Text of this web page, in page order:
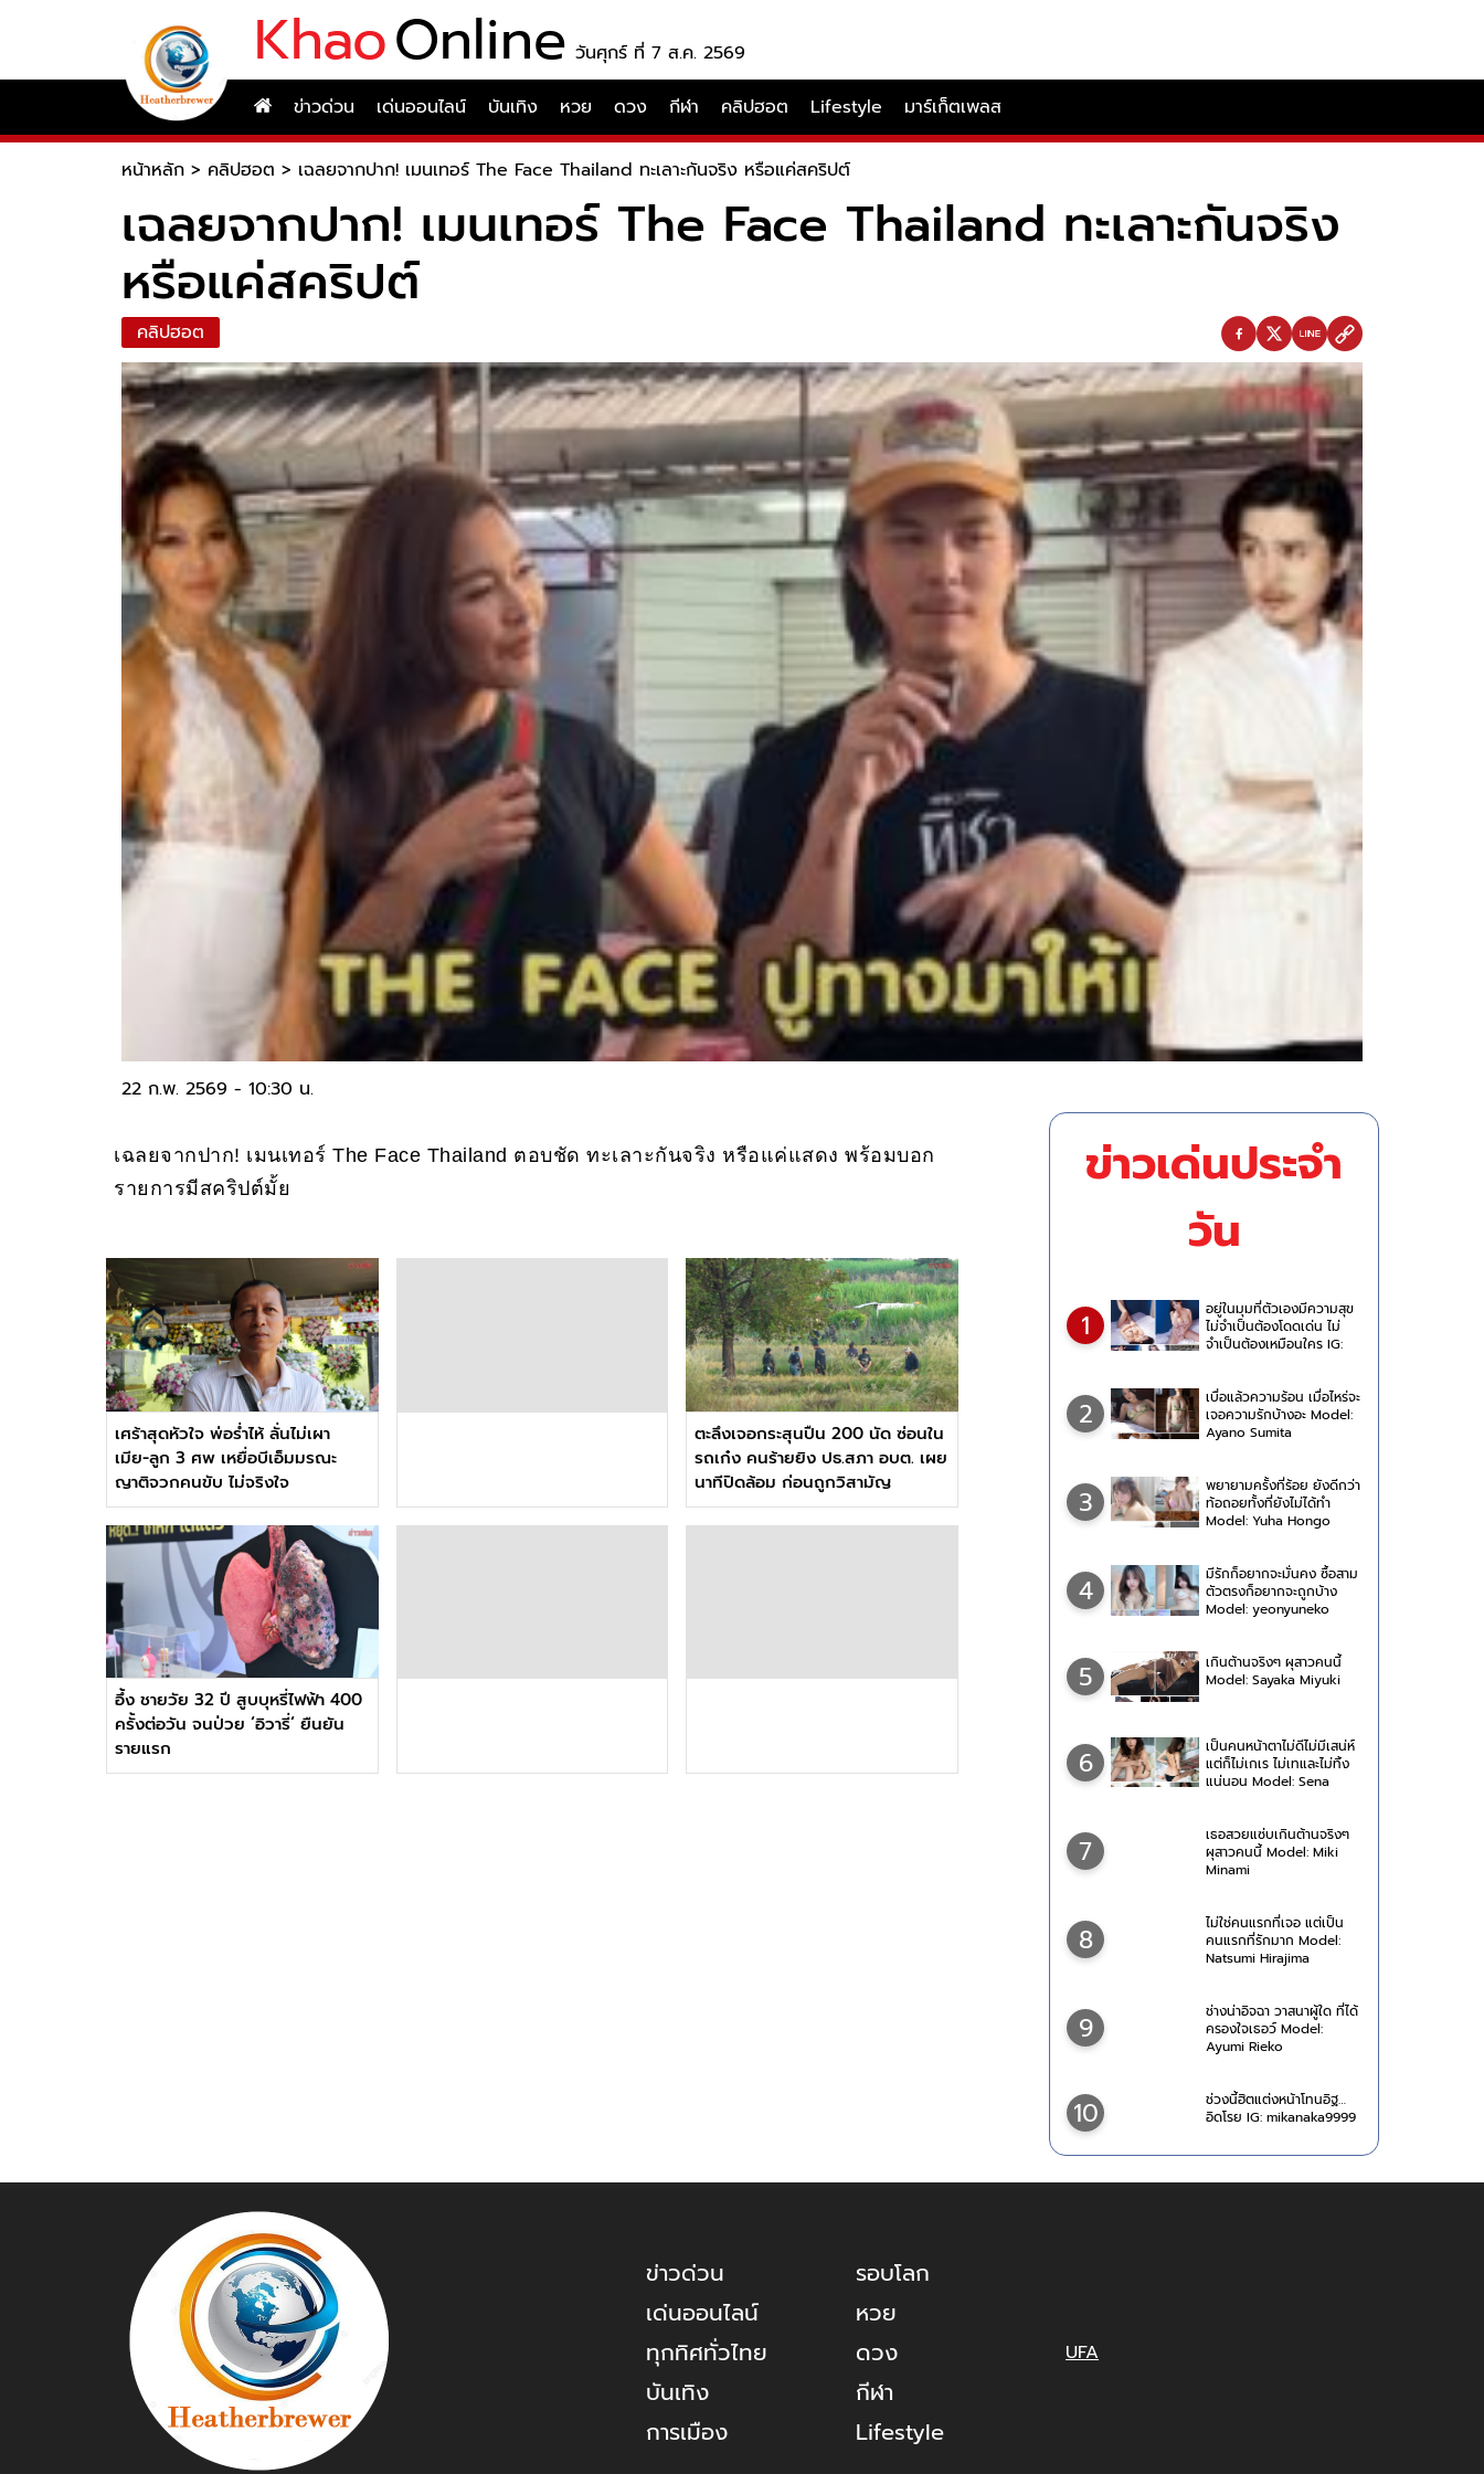
KhaoOnline วันศุกร์ ที่ 7 ส.ค. 2569
ข่าวด่วน เด่นออนไลน์ บันเทิง หวย ดวง กีฬา คลิปฮอต Lifestyle มาร์เก็ตเพลส
หน้าหลัก > คลิปฮอต > เฉลยจากปาก! เมนเทอร์ The Face Thailand ทะเลาะกันจริง หรือแค่สคริปต์
เฉลยจากปาก! เมนเทอร์ The Face Thailand ทะเลาะกันจริง
หรือแค่สคริปต์
คลิปฮอต
22 ก.พ. 2569 - 10:30 น.
เฉลยจากปาก! เมนเทอร์ The Face Thailand ตอบชัด ทะเลาะกันจริง หรือแค่แสดง พร้อมบอก
รายการมีสคริปต์มั้ย
เศร้าสุดหัวใจ พ่อร่ำไห้ ลั่นไม่เผา
เมีย-ลูก 3 ศพ เหยื่อบีเอ็มมรณะ
ญาติจวกคนขับ ไม่จริงใจ
ตะลึงเจอกระสุนปืน 200 นัด ซ่อนใน
รถเก๋ง คนร้ายยิง ปธ.สภา อบต. เผย
นาทีปิดล้อม ก่อนถูกวิสามัญ
อึ้ง ชายวัย 32 ปี สูบบุหรี่ไฟฟ้า 400
ครั้งต่อวัน จนป่วย ‘อิวารี่‘ ยืนยัน
รายแรก
ข่าวเด่นประจำ
วัน
1
อยู่ในมุมที่ตัวเองมีความสุข
ไม่จำเป็นต้องโดดเด่น ไม่
จำเป็นต้องเหมือนใคร IG:
2
เบื่อแล้วความร้อน เมื่อไหร่จะ
เจอความรักบ้างอะ Model:
Ayano Sumita
3
พยายามครั้งที่ร้อย ยังดีกว่า
ท้อถอยทั้งที่ยังไม่ได้ทำ
Model: Yuha Hongo
4
มีรักก็อยากจะมั่นคง ซื้อสาม
ตัวตรงก็อยากจะถูกบ้าง
Model: yeonyuneko
5
เกินต้านจริงๆ ผุสาวคนนี้
Model: Sayaka Miyuki
6
เป็นคนหน้าตาไม่ดีไม่มีเสน่ห์
แต่ก็ไม่เกเร ไม่เทและไม่ทิ้ง
แน่นอน Model: Sena
7
เธอสวยแซ่บเกินต้านจริงๆ
ผุสาวคนนี้ Model: Miki
Minami
8
ไม่ใช่คนแรกที่เจอ แต่เป็น
คนแรกที่รักมาก Model:
Natsumi Hirajima
9
ช่างน่าอิจฉา วาสนาผู้ใด ที่ได้
ครองใจเธอว์ Model:
Ayumi Rieko
10
ช่วงนี้ฮิตแต่งหน้าโทนอิฐ…
อิดโรย IG: mikanaka9999
ข่าวด่วน
เด่นออนไลน์
ทุกทิศทั่วไทย
บันเทิง
การเมือง
รอบโลก
หวย
ดวง
กีฬา
Lifestyle
UFA